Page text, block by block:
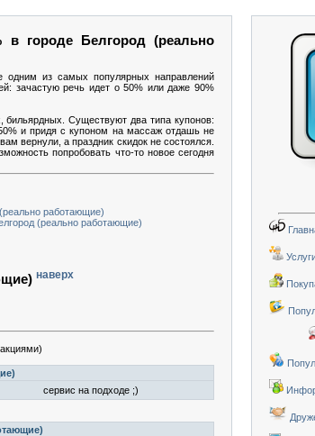
городе Белгород (реально
одним из самых популярных направлений
зачастую речь идет о 50% или даже 90%
Существуют два типа купонов:
и придя с купоном на массаж отдашь не
вернули, а праздник скидок не состоялся.
попробовать что-то новое сегодня
работающие)
(реально работающие)
наверх
сервис на подходе ;)